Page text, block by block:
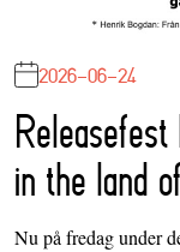
2026-06-24
in the land
Nu på fredag under